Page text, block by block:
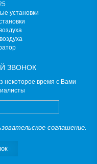
установки
ЗВОНОК
некоторое время с Вами
соглашение.